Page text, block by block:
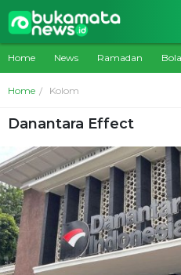
Home News Ramadan Bola
Home Kolom
Danantara Effect